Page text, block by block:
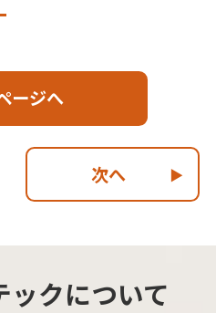
ージへ
次へ
ックについて